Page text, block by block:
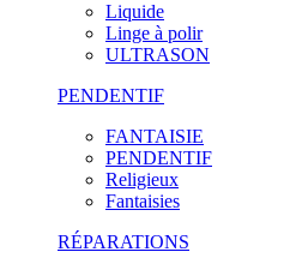
Liquide
Linge à polir
ULTRASON
PENDENTIF
FANTAISIE
PENDENTIF
Religieux
Fantaisies
RÉPARATIONS